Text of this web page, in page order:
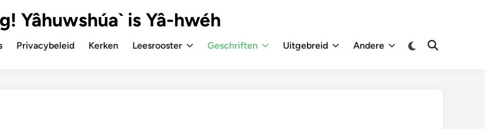
Yâhuwshúa` is Yâ-hwéh
Privacybeleid Kerken Leesrooster Geschriften Uitgebreid Andere
Overschakelen
Zoeken